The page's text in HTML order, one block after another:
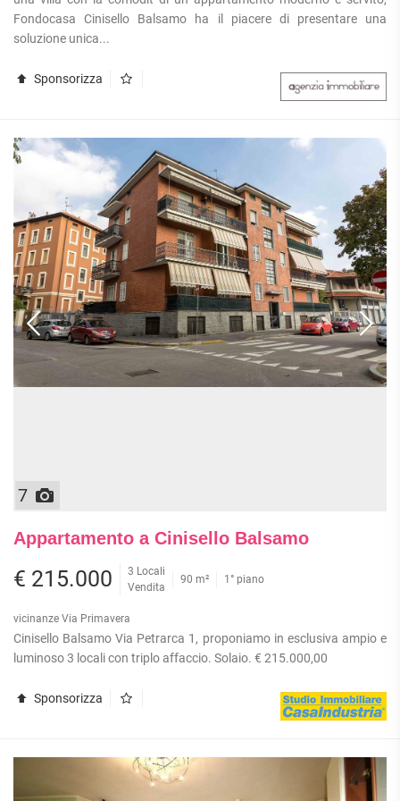
Fondocasa Cinisello Balsamo ha il piacere di presentare una
soluzione unica...
Sponsorizza
7
Appartamento a Cinisello Balsamo
€ 215.000
3 Locali
Vendita
90 m² 1° piano
vicinanze Via Primavera
Cinisello Balsamo Via Petrarca 1, proponiamo in esclusiva ampio e
luminoso 3 locali con triplo affaccio. Solaio. € 215.000,00
Sponsorizza